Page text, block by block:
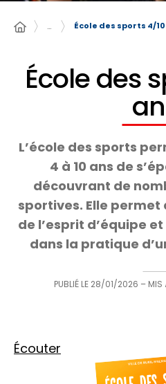
… École des sports 4/
École des
L’école des sports
4 à 10 ans de
découvrant de
sportives. Elle
de l’esprit d’équipe
dans la pratique
PUBLIÉ LE 28/01/2026 – MIS
Écouter